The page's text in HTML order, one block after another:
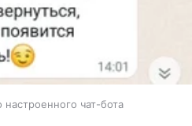
чат-бота